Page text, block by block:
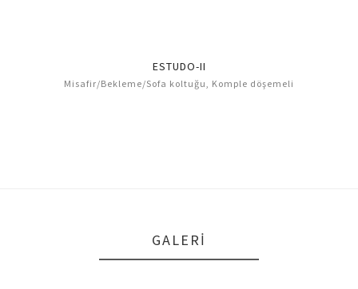
ESTUDO-II
Misafir/Bekleme/Sofa koltuğu, Komple döşemeli
GALERI